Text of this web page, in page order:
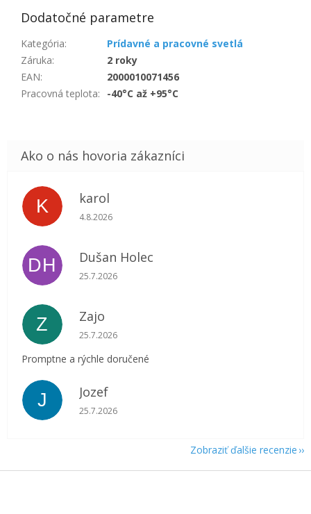
Dodatočné parametre
Kategória:
Prídavné a pracovné svetlá
Záruka:
2 roky
EAN:
2000010071456
Pracovná teplota: -40°C až +95°C
K karol
Hodnotenie obchodu je 5 z 5 hviezdičiek.
4.8.2026
DH Dušan Holec
Hodnotenie obchodu je 5 z 5 hviezdičiek.
25.7.2026
Z Zajo
Hodnotenie obchodu je 5 z 5 hviezdičiek.
25.7.2026
Promptne a rýchle doručené
J Jozef
Hodnotenie obchodu je 5 z 5 hviezdičiek.
25.7.2026
Zobraziť ďalšie recenzie
Z